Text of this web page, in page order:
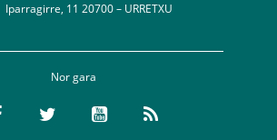
Iparragirre, 11 20700 – URRETXU
Nor gara